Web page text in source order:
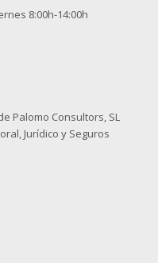
8:00h-14:00h
Palomo Consultors, SL
Jurídico y Seguros